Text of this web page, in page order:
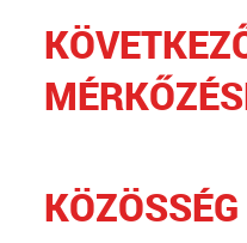
KÖZÖSSÉG